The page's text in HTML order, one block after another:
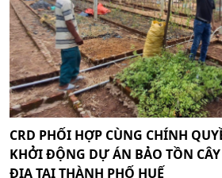
CRD PHỐI HỢP CÙNG CHÍNH
KHỞI ĐỘNG DỰ ÁN BẢO TỒN
ĐỊA TẠI THÀNH PHỐ HUẾ